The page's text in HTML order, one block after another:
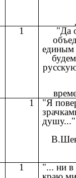
1
"Да
единым
1
"Я
душу..."
1
"... ни в